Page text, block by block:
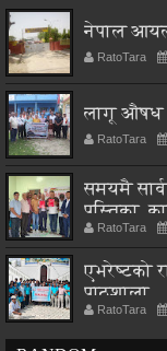
नेपाल आयल
RatoTara
लागू औषध
RatoTara
समयमै
पुस्तिका,
RatoTara
एभरेष्टको
पाठशाला
RatoTara